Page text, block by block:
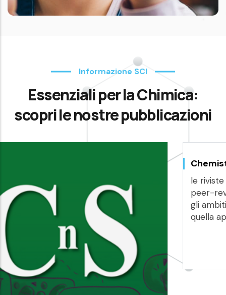
Informazione SCI
Essenziali per la Chimica:
scopri le nostre pubblicazioni